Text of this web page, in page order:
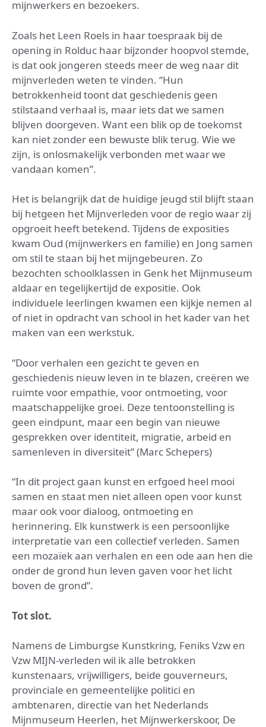
mijnwerkers en bezoekers.
Zoals het Leen Roels in haar toespraak bij de
opening in Rolduc haar bijzonder hoopvol stemde,
is dat ook jongeren steeds meer de weg naar dit
mijnverleden weten te vinden. “Hun
betrokkenheid toont dat geschiedenis geen
stilstaand verhaal is, maar iets dat we samen
blijven doorgeven. Want een blik op de toekomst
kan niet zonder een bewuste blik terug. Wie we
zijn, is onlosmakelijk verbonden met waar we
vandaan komen”.
Het is belangrijk dat de huidige jeugd stil blijft staan
bij hetgeen het Mijnverleden voor de regio waar zij
opgroeit heeft betekend. Tijdens de exposities
kwam Oud (mijnwerkers en familie) en Jong samen
om stil te staan bij het mijngebeuren. Zo
bezochten schoolklassen in Genk het Mijnmuseum
aldaar en tegelijkertijd de expositie. Ook
individuele leerlingen kwamen een kijkje nemen al
of niet in opdracht van school in het kader van het
maken van een werkstuk.
“Door verhalen een gezicht te geven en
geschiedenis nieuw leven in te blazen, creëren we
ruimte voor empathie, voor ontmoeting, voor
maatschappelijke groei. Deze tentoonstelling is
geen eindpunt, maar een begin van nieuwe
gesprekken over identiteit, migratie, arbeid en
samenleven in diversiteit” (Marc Schepers)
“In dit project gaan kunst en erfgoed heel mooi
samen en staat men niet alleen open voor kunst
maar ook voor dialoog, ontmoeting en
herinnering. Elk kunstwerk is een persoonlijke
interpretatie van een collectief verleden. Samen
een mozaïek aan verhalen en een ode aan hen die
onder de grond hun leven gaven voor het licht
boven de grond”.
Tot slot.
Namens de Limburgse Kunstkring, Feniks Vzw en
Vzw MIJN-verleden wil ik alle betrokken
kunstenaars, vrijwilligers, beide gouverneurs,
provinciale en gemeentelijke politici en
ambtenaren, directie van het Nederlands
Mijnmuseum Heerlen, het Mijnwerkerskoor, De